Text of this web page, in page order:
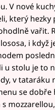
V nové
který hezky
vařit.
i když
u stolu je to
v tataráku
se dobře